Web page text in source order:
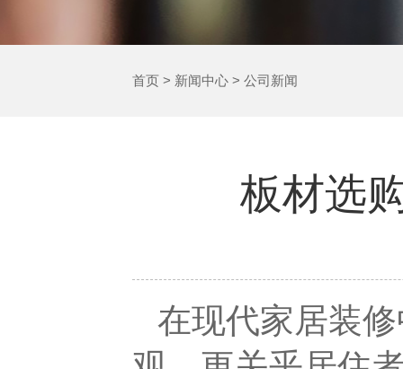
首页> 新闻中心> 公司新闻
板材选
在现代家居装